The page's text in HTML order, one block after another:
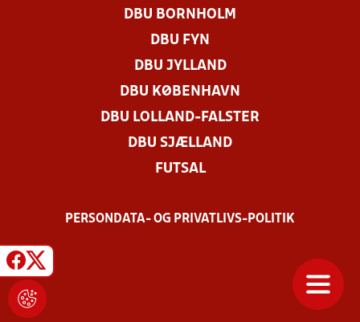
DBU BORNHOLM
DBU FYN
DBU JYLLAND
DBU KØBENHAVN
DBU LOLLAND-FALSTER
DBU SJÆLLAND
FUTSAL
PERSONDATA- OG PRIVATLIVS-POLITIK